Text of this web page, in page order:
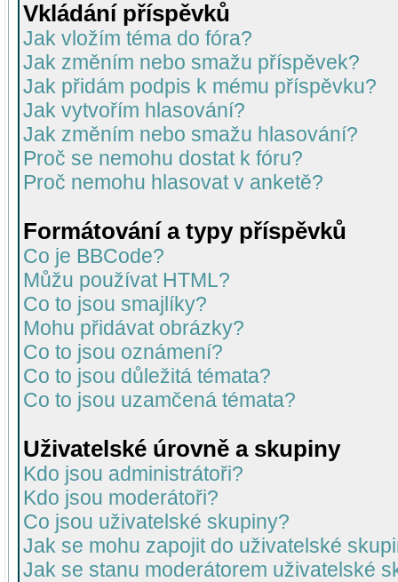
Vkládání příspěvků
Jak vložím téma do fóra?
Jak změním nebo smažu příspěvek?
Jak přidám podpis k mému příspěvku?
Jak vytvořím hlasování?
Jak změním nebo smažu hlasování?
Proč se nemohu dostat k fóru?
Proč nemohu hlasovat v anketě?
Formátování a typy příspěvků
Co je BBCode?
Můžu používat HTML?
Co to jsou smajlíky?
Mohu přidávat obrázky?
Co to jsou oznámení?
Co to jsou důležitá témata?
Co to jsou uzamčená témata?
Uživatelské úrovně a skupiny
Kdo jsou administrátoři?
Kdo jsou moderátoři?
Co jsou uživatelské skupiny?
Jak se mohu zapojit do uživatelské
Jak se stanu moderátorem uživatelské